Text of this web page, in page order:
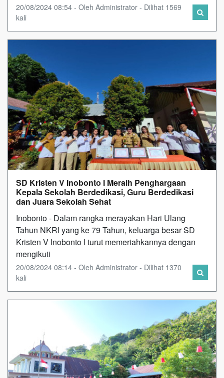
20/08/2024 08:54 - Oleh Administrator - Dilihat 1569
kali
SD Kristen V Inobonto I Meraih Penghargaan
Kepala Sekolah Berdedikasi, Guru Berdedikasi
dan Juara Sekolah Sehat
Inobonto - Dalam rangka merayakan Hari Ulang
Tahun NKRI yang ke 79 Tahun, keluarga besar SD
Kristen V Inobonto I turut memeriahkannya dengan
mengikuti
20/08/2024 08:14 - Oleh Administrator - Dilihat 1370
kali